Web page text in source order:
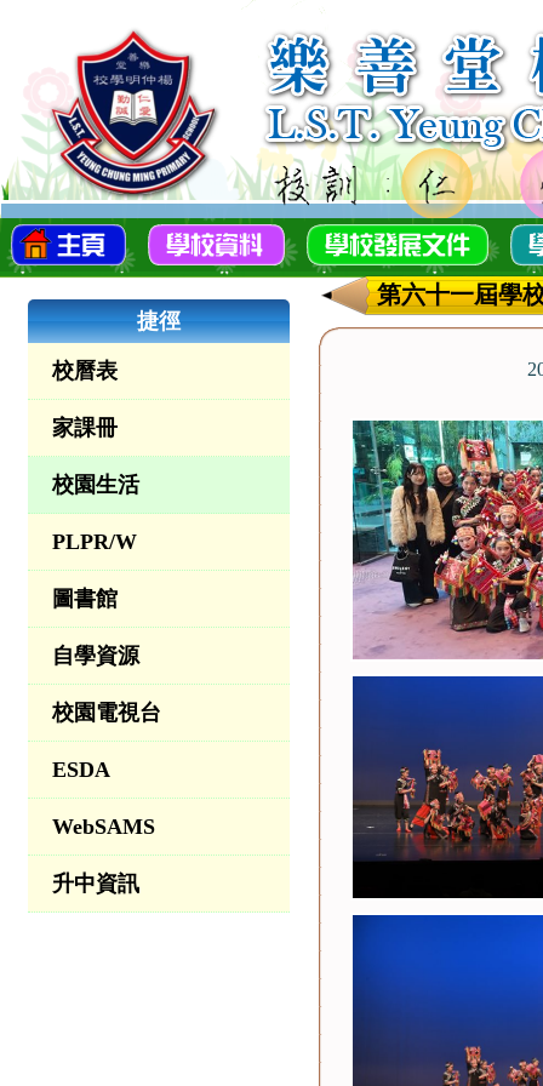
捷徑
校曆表
家課冊
校園生活
PLPR/W
圖書館
自學資源
校園電視台
ESDA
WebSAMS
升中資訊
第六十一屆學